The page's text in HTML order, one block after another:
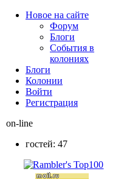
Новое на сайте
Форум
Блоги
События в
колониях
Блоги
Колонии
Войти
Peгиcтpaция
on-line
гостей: 47